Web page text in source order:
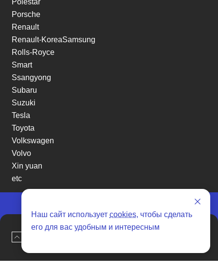
Porsche
Renault
Renault-KoreaSamsung
Rolls-Royce
Smart
Ssangyong
Subaru
Suzuki
Tesla
Toyota
Volkswagen
Volvo
Xin yuan
etc
Отзывы о SENAT CARS
Наш сайт использует cookies, чтобы сделать
его для вас удобным и интересным